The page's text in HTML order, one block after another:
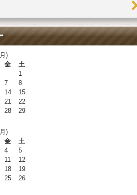
)
金
土
1
7
8
14
15
21
22
28
29
)
金
土
4
5
11
12
18
19
25
26